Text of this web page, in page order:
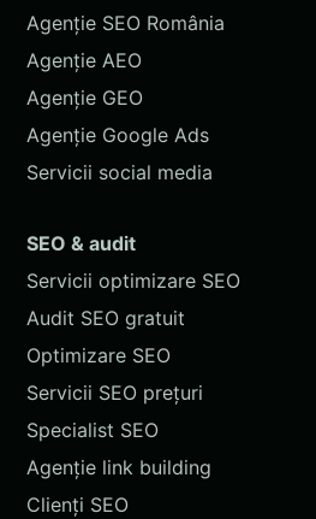
Agenție SEO România
Agenție AEO
Agenție GEO
Agenție Google Ads
Servicii social media
SEO & audit
Servicii optimizare SEO
Audit SEO gratuit
Optimizare SEO
Servicii SEO prețuri
Specialist SEO
Agenție link building
Clienți SEO